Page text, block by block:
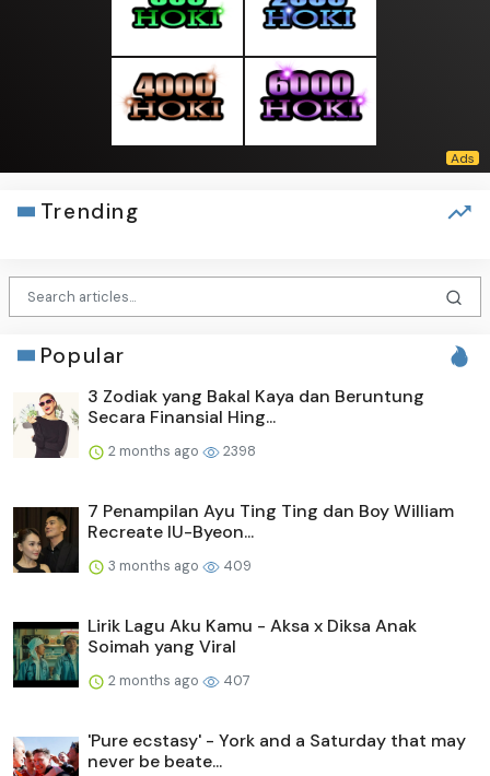
Trending
Popular
3 Zodiak yang Bakal Kaya dan Beruntung
Secara Finansial Hing...
2 months ago 2398
7 Penampilan Ayu Ting Ting dan Boy William
Recreate IU-Byeon...
3 months ago 409
Lirik Lagu Aku Kamu - Aksa x Diksa Anak
Soimah yang Viral
2 months ago 407
'Pure ecstasy' - York and a Saturday that may
never be beate...